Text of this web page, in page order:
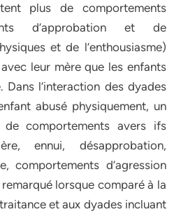
plus de comportements
d’approbation et de
et de l’enthousiasme)
leur mère que les enfants
l’interaction des dyades
abusé physiquement, un
comportements avers ifs
ennui, désapprobation,
comportements d’agression
lorsque comparé à la
et aux dyades incluant